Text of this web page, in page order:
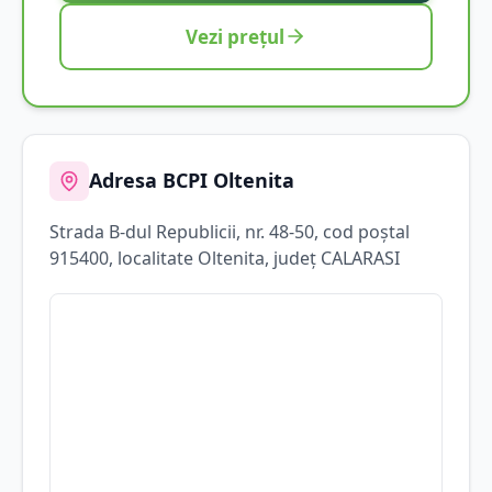
Vezi prețul
Adresa BCPI Oltenita
Strada B-dul Republicii, nr. 48-50, cod poștal
915400, localitate Oltenita, județ CALARASI